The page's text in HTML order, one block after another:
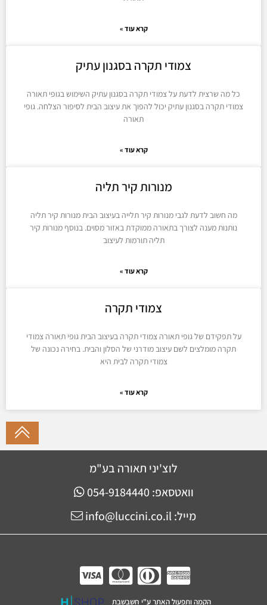
קרא עוד »
צמודי תקרה בסגנון עתיק
כל מה שרצית לדעת על צמודי תקרה בסגנון עתיק השימוש בגופי תאורה
צמודי תקרה בסגנון עתיק יכול להפוך את עיצוב הבית לסיפור הצלחה. גופי
תאורה
קרא עוד »
מנורות קיר תליה
מה חשוב לדעת לגבי מנורות קיר תלייה בעיצוב הבית מנורות קיר תליה
נותנות מענה לצורך בתאורה ממוקדת באזור מסוים. בנוסף מנורות קיר
תליה תורמות לעיצוב
קרא עוד »
צמודי תקרה
על תפקידם של גופי תאורה צמודי תקרה בעיצוב הבית גופי תאורה צמודי
תקרה מומלצים לשם עיצוב מודרני של הסלון והבית. בחירה נכונה של
צמודי תקרה לבית היא
קרא עוד »
לוצ'יני תאורה בע"מ
וואטסאפ: 054-9184440
מייל: info@luccini.co.il
הקמה ותפעול האתר ע"י חשבשבת